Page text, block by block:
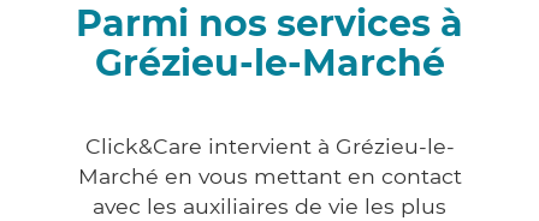
Parmi nos services à
Grézieu-le-Marché
Click&Care intervient à Grézieu-le-
Marché en vous mettant en contact
avec les auxiliaires de vie les plus